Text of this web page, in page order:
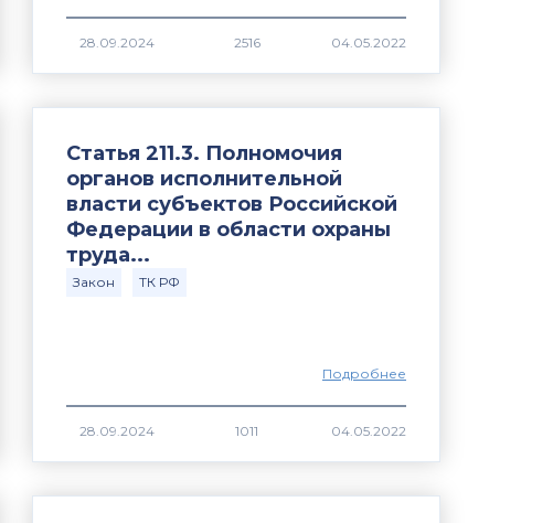
2516
Статья 211.3. Полномочия
органов исполнительной
власти субъектов Российской
Федерации в области охраны
труда...
Закон ТК РФ
Подробнее
1011